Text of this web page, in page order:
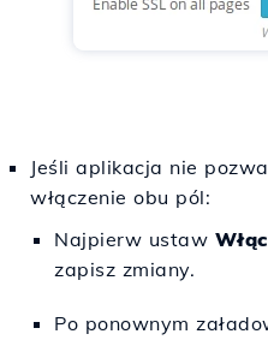
Jeśli aplikacja nie
włączenie obu pól:
Najpierw ustaw
zapisz zmiany.
Po ponownym